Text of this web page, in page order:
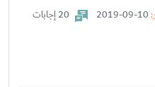
20 إجابات